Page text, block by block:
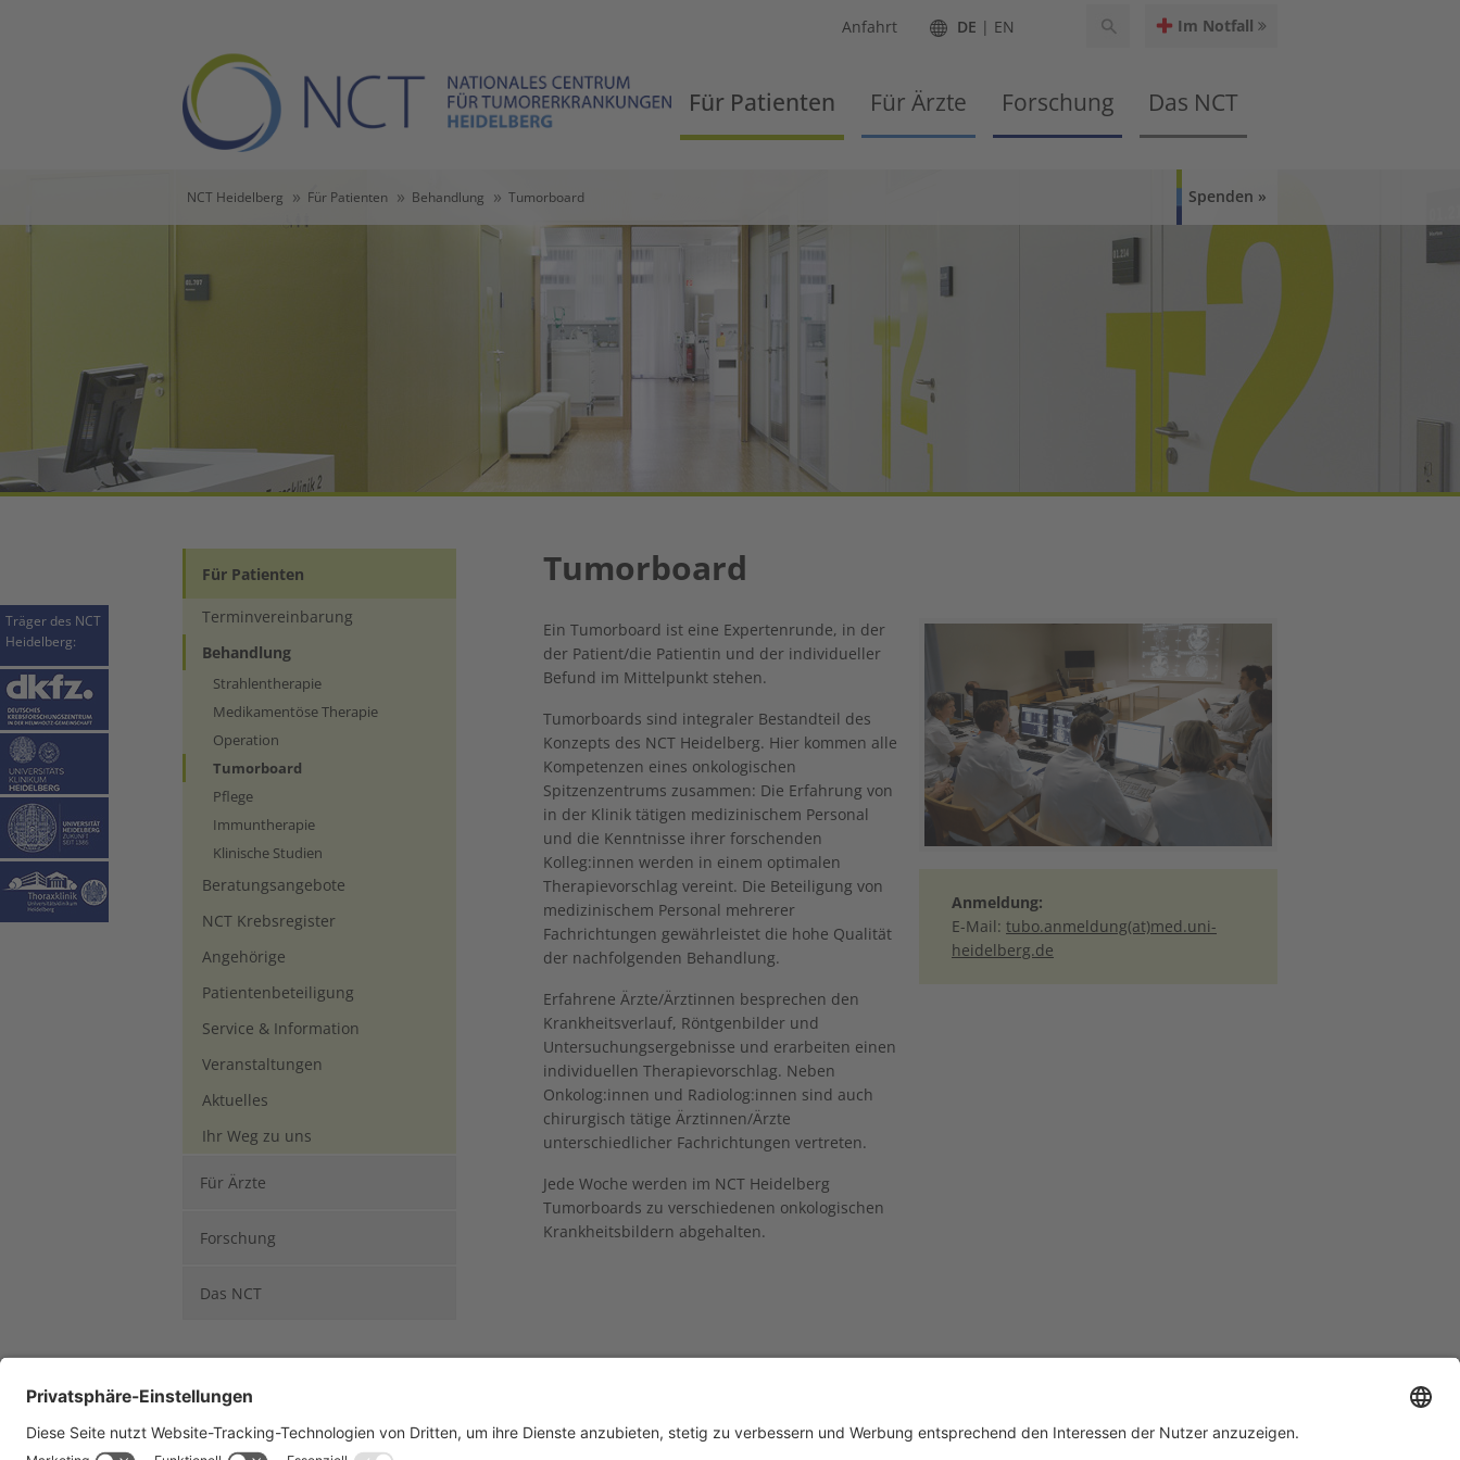
Anfahrt DE EN Im Notfall
Für Patienten Für Ärzte Forschung Das NCT
Spenden
NCT Heidelberg Für Patienten Behandlung Tumorboard
Für Patienten
Terminvereinbarung
Behandlung
Strahlentherapie
Medikamentöse Therapie
Operation
Tumorboard
Pflege
Immuntherapie
Klinische Studien
Beratungsangebote
NCT Krebsregister
Angehörige
Patientenbeteiligung
Service & Information
Veranstaltungen
Aktuelles
Ihr Weg zu uns
Für Ärzte
Forschung
Das NCT
Tumorboard
Ein Tumorboard ist eine Expertenrunde, in der
der Patient/die Patientin und der individueller
Befund im Mittelpunkt stehen.
Tumorboards sind integraler Bestandteil des
Konzepts des NCT Heidelberg. Hier kommen alle
Kompetenzen eines onkologischen
Spitzenzentrums zusammen: Die Erfahrung von
in der Klinik tätigen medizinischem Personal
und die Kenntnisse ihrer forschenden
Kolleg:innen werden in einem optimalen
Therapievorschlag vereint. Die Beteiligung von
medizinischem Personal mehrerer
Fachrichtungen gewährleistet die hohe Qualität
der nachfolgenden Behandlung.
Erfahrene Ärzte/Ärztinnen besprechen den
Krankheitsverlauf, Röntgenbilder und
Untersuchungsergebnisse und erarbeiten einen
individuellen Therapievorschlag. Neben
Onkolog:innen und Radiolog:innen sind auch
chirurgisch tätige Ärztinnen/Ärzte
unterschiedlicher Fachrichtungen vertreten.
Jede Woche werden im NCT Heidelberg
Tumorboards zu verschiedenen onkologischen
Krankheitsbildern abgehalten.
Show larger version
Anmeldung:
E-Mail: tubo.anmeldung(at)med.uni-
heidelberg.de
Träger des NCT
Heidelberg: